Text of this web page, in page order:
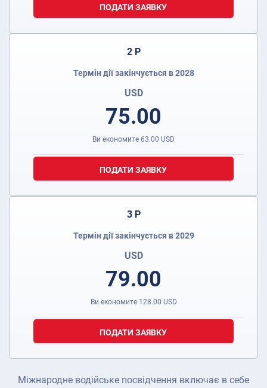
ПОДАТИ ЗАЯВКУ
2 Р
Термін дії закінчується в 2028
USD
75.00
Ви економите 63.00 USD
ПОДАТИ ЗАЯВКУ
3 Р
Термін дії закінчується в 2029
USD
79.00
Ви економите 128.00 USD
ПОДАТИ ЗАЯВКУ
Міжнародне водійське посвідчення включає в себе